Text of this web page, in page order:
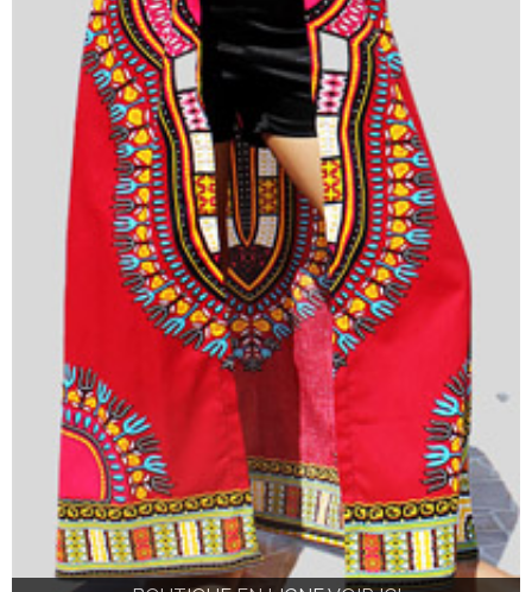
BOUTIQUE EN LIGNE VOIR ICI